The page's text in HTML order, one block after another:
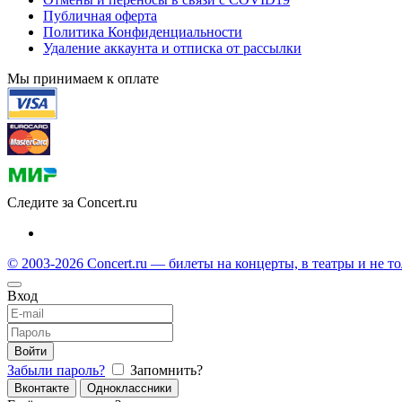
Публичная оферта
Политика Конфиденциальности
Удаление аккаунта и отписка от рассылки
Мы принимаем к оплате
Следите за Concert.ru
© 2003-2026 Concert.ru — билеты на концерты, в театры и не
Вход
Войти
Забыли пароль? Запомнить?
Вконтакте Одноклассники